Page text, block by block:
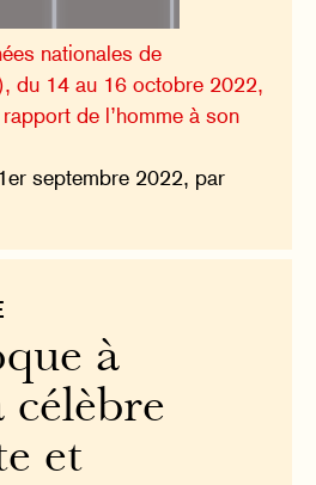
nationales de
du 14 au 16 octobre 2022,
de l’homme à son
septembre 2022, par
à
célèbre
et